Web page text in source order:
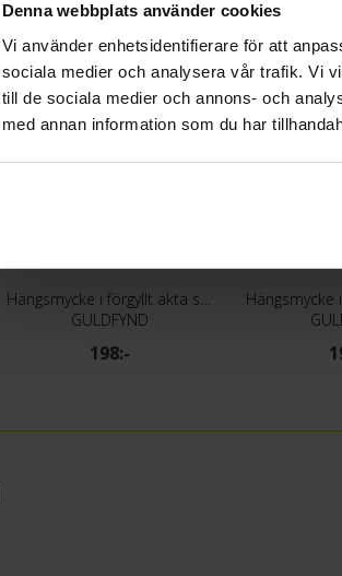
Denna webbplats använder cookies
Vi använder enhetsidentifierare för att
sociala medier och analysera vår trafik. Vi
till de sociala medier och annons- och
med annan information som du har
Hängsmycke i förgyllt äkta silver med bokstaven B
GULDFYND
198:-